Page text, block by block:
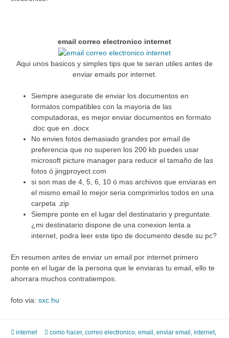
email correo electronico internet
Aqui unos basicos y simples tips que te seran utiles antes de
enviar emails por internet.
Siempre asegurate de enviar los documentos en
formatos compatibles con la mayoria de las
computadoras, es mejor enviar documentos en formato
.doc que en .docx
No envies fotos demasiado grandes por email de
preferencia que no superen los 200 kb puedes usar
microsoft picture manager para reducir el tamaño de las
fotos ó jingproyect.com
si son mas de 4, 5, 6, 10 ó mas archivos que enviaras en
el mismo email lo mejor seria comprimirlos todos en una
carpeta .zip
Siempre ponte en el lugar del destinatario y preguntate.
¿mi destinatario dispone de una conexion lenta a
internet, podra leer este tipo de documento desde su pc?
En resumen antes de enviar un email por internet primero
ponte en el lugar de la persona que le enviaras tu email, ello te
ahorrara muchos contratiempos.
foto via: sxc.hu
internet como hacer, correo electronico, email , enviar email , internet,